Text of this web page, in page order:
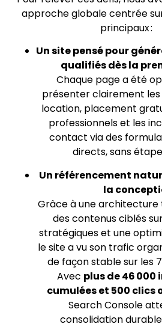
approche globale centrée
principaux :
Un site pensé pour
qualifiés dès la
Chaque page a été
présenter clairement
location, placement
professionnels et les
contact via des
directs, sans
Un référencement
la
Grâce à une architecture
des contenus ciblés
stratégiques et une
le site a vu son trafic
de façon stable sur les
Avec plus de 46 000
cumulées et 500 clics
Search Console
consolidation